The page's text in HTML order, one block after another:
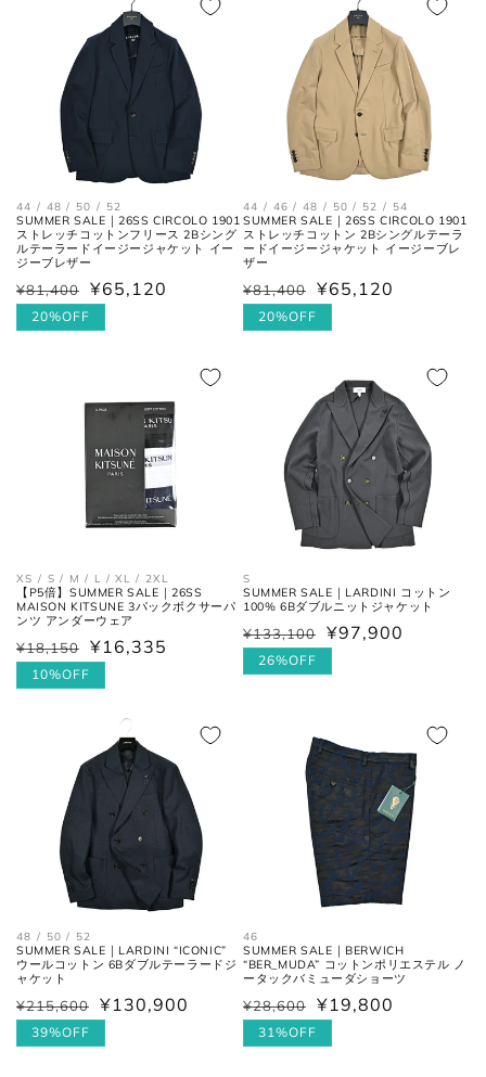
44 / 48 / 50 / 52
SUMMER SALE｜26SS CIRCOLO 1901
ストレッチコットンフリース 2Bシング
ルテーラードイージージャケット イー
ジーブレザー
通
常
¥81,400
セ
ー
¥65,120
20%OFF
44 / 46 / 48 / 50 / 52 / 54
SUMMER SALE｜26SS CIRCOLO 1901
ストレッチコットン 2Bシングルテーラ
ードイージージャケット イージーブレ
ザー
通
常
¥81,400
セ
ー
¥65,120
20%OFF
XS / S / M / L / XL / 2XL
【P5倍】SUMMER SALE｜26SS
MAISON KITSUNE 3パックボクサーパ
ンツ アンダーウェア
通
常
¥18,150
セ
ー
¥16,335
10%OFF
S
SUMMER SALE｜LARDINI コットン
100% 6Bダブルニットジャケット
通
常
¥133,100
セ
ー
¥97,900
26%OFF
48 / 50 / 52
SUMMER SALE｜LARDINI “ICONIC”
ウールコットン 6Bダブルテーラードジ
ャケット
通
常
¥215,600
セ
ー
¥130,900
39%OFF
46
SUMMER SALE｜BERWICH
“BER_MUDA” コットンポリエステル ノ
ータックバミューダショーツ
通
常
¥28,600
セ
ー
¥19,800
31%OFF